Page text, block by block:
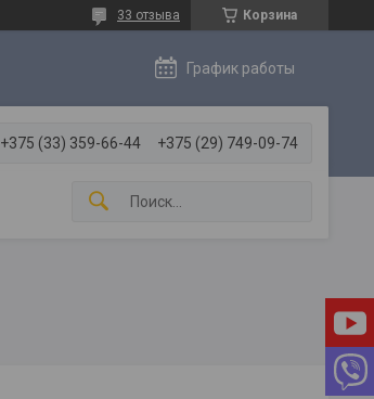
Корзина
33 отзыва
График работы
+375 (33) 359-66-44 +375 (29) 749-09-74